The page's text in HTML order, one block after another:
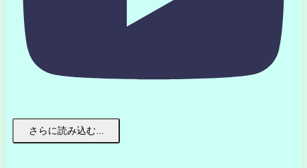
さらに読み込む...